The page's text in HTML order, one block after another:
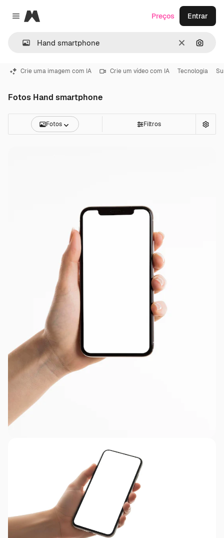
Close menu
Magnific
Limpar
Preços Entrar
Crie uma imagem com IA Crie um vídeo com IA Tecnologia
Fotos Hand smartphone
Fotos Filtros